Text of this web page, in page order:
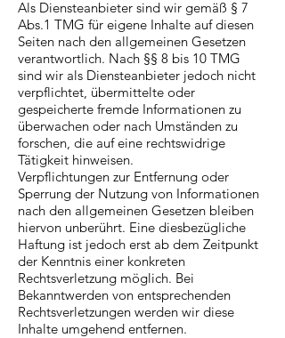
Als Diensteanbieter sind wir gemäß § 7
Abs.1 TMG für eigene Inhalte auf diesen
Seiten nach den allgemeinen Gesetzen
verantwortlich. Nach §§ 8 bis 10 TMG
sind wir als Diensteanbieter jedoch nicht
verpflichtet, übermittelte oder
gespeicherte fremde Informationen zu
überwachen oder nach Umständen zu
forschen, die auf eine rechtswidrige
Tätigkeit hinweisen.
Verpflichtungen zur Entfernung oder
Sperrung der Nutzung von Informationen
nach den allgemeinen Gesetzen bleiben
hiervon unberührt. Eine diesbezügliche
Haftung ist jedoch erst ab dem Zeitpunkt
der Kenntnis einer konkreten
Rechtsverletzung möglich. Bei
Bekanntwerden von entsprechenden
Rechtsverletzungen werden wir diese
Inhalte umgehend entfernen.